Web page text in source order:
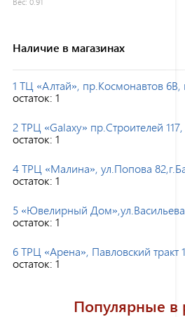
Наличие в магазинах
1 ТЦ «Алтай», пр.Космонавтов 6В,
остаток: 1
2 ТРЦ «Galaxy» пр.Строителей 117,
остаток: 1
4 ТРЦ «Малина», ул.Попова
остаток: 1
5 «Ювелирный Дом»,ул.Васильева
остаток: 1
6 ТРЦ «Арена», Павловский тракт
остаток: 1
Популярные в